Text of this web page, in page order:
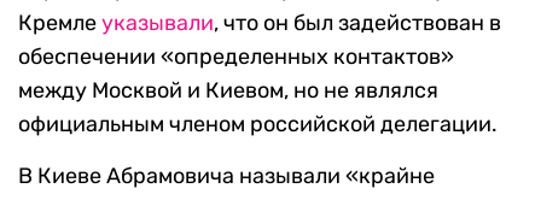
Кремлеуказывали, что он был задействован в
обеспечении «определенных контактов»
между Москвой и Киевом, но не являлся
официальным членом российской делегации.
В Киеве Абрамовича называли «крайне